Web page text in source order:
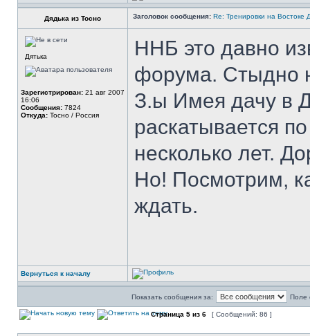
Дядька из Тосно Заголовок сообщения: Re: Тренировки на
Дятька
Зарегистрирован: 21 авг 2007
16:06
Сообщения: 7824
Откуда: Тосно / Россия
ННБ это давно
форума. Стыдно
З.ы Имея дачу в
раскатывается
несколько лет.
Но! Посмотрим,
ждать.
Вернуться к началу
Показать сообщения за: Поле
Страница 5 из 6 [ Сообщений: 86 ]